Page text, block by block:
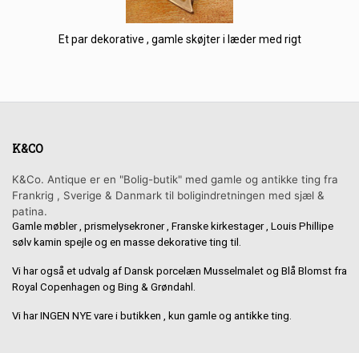
Et par dekorative , gamle skøjter i læder med rigt
K&CO
K&Co. Antique er en "Bolig-butik" med gamle og antikke ting fra
Frankrig , Sverige & Danmark til boligindretningen med sjæl &
patina.
Gamle møbler , prismelysekroner , Franske kirkestager , Louis Phillipe
sølv kamin spejle og en masse dekorative ting til.
Vi har også et udvalg af Dansk porcelæn Musselmalet og Blå Blomst fra
Royal Copenhagen og Bing & Grøndahl.
Vi har INGEN NYE vare i butikken , kun gamle og antikke ting.